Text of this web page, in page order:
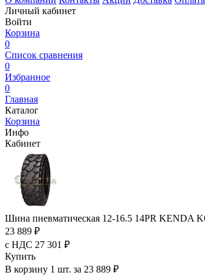
Личный кабинет
Войти
Корзина
0
Список сравнения
0
Избранное
0
Главная
Каталог
Корзина
Инфо
Кабинет
Шина пневматическая 12-16.5 14PR KENDA
23 889 ₽
с НДС 27 301 ₽
Купить
В корзину 1 шт. за 23 889 ₽